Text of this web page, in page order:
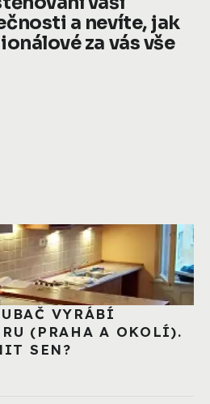
a nevíte, jak
za vás vše
VYRÁBÍ
(PRAHA A OKOLÍ).
SEN?